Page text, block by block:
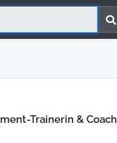
Trainerin & Coach